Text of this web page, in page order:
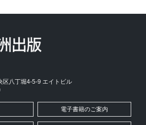
区八丁堀4-5-9 エイトビル
電子書籍のご案内